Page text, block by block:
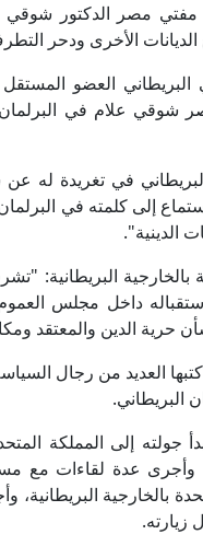
مفتي مصر الدكتور
الأخرى ودحر
البريطاني العضو
شوقي علام في البرلمان
في تغريدة له عن
إلى كلمته في
الدينية".
بالخارجية البريطانية:
داخل مجلس
حرية الدين والمعتقد
العديد من رجال
البريطاني.
جولته إلى المملكة
وأجرى عدة لقاءات مع
بالخارجية
زيارته.